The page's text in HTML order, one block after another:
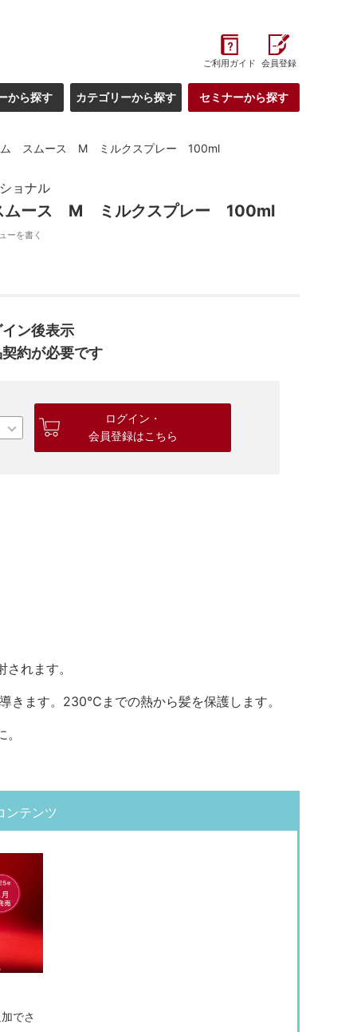
ご利用ガイド 会員登録
から探す カテゴリーから探す セミナーから探す
ム スムース M ミルクスプレー 100ml
ョナル
ムース M ミルクスプレー 100ml
ーを書く
ン後表示
約が必要です
ログイン・
会員登録はこちら
れます。
きます。230℃までの熱から髪を保護します。
ンテンツ
でさ